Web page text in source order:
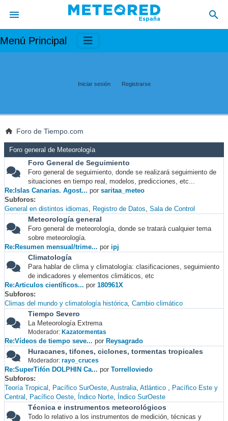
Menú Principal
Iniciar sesión Registrarse
Foro de Tiempo.com
Foro general de Meteorología
Foro General de Seguimiento
Foro general de seguimiento, donde se realizará seguimiento de
situaciones en tiempo real, modelos, predicciones, etc...
Re:Islas Canarias. Agost... por saritaa_meteo
Subforos
General en distintos idiomas
Registro de Datos Sala de Control
Meteorología general
Foro general de meteorología, donde se tratará cualquier tema
sobre meteorología.
Re:Resumen mensual/trime... por ipj
Climatología
Para hablar de clima y climatología: clasificaciones, seguimiento
de indicadores y elementos climáticos, etc
Re:Articulos científicos... por 180961X
Subforos
Climas del mundo y climatología histórica Cambio climático
Tiempo Severo
La Meteorología Extrema
Moderador: Kazatormentas
Re:Vídeos de tiempo seve... por Reysagrado
Huracanes, tifones, ciclones, tormentas tropicales
Moderador: rayo_cruces
Re:SuperTifón DOLPHIN Ca... por Torrelloviedo
Subforos
Teoría Tropical
Pacífico SurOeste Australia Atlántico
Pacífico Este y
Central
Pacífico Oeste Índico Norte Índico SurOeste
Técnica e instrumentos meteorológicos
Todo lo relativo a los instrumentos de medición, técnicas y